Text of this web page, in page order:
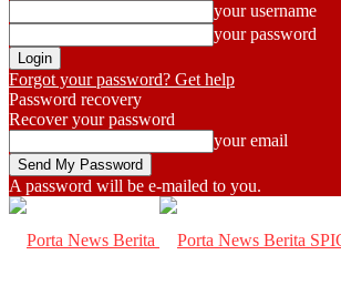
your username
your password
Forgot your password? Get help
Password recovery
Recover your password
your email
A password will be e-mailed to you.